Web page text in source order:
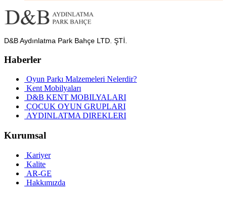
D&B Aydınlatma Park Bahçe LTD. ŞTİ.
Haberler
Oyun Parkı Malzemeleri Nelerdir?
Kent Mobilyaları
D&B KENT MOBILYALARI
ÇOCUK OYUN GRUPLARI
AYDINLATMA DIREKLERI
Kurumsal
Kariyer
Kalite
AR-GE
Hakkımızda